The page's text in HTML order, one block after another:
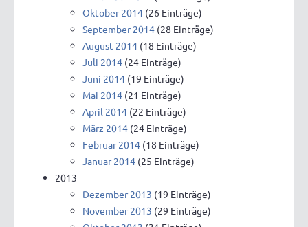
Oktober 2014 (26 Einträge)
September 2014 (28 Einträge)
August 2014 (18 Einträge)
Juli 2014 (24 Einträge)
Juni 2014 (19 Einträge)
Mai 2014 (21 Einträge)
April 2014 (22 Einträge)
März 2014 (24 Einträge)
Februar 2014 (18 Einträge)
Januar 2014 (25 Einträge)
2013
Dezember 2013 (19 Einträge)
November 2013 (29 Einträge)